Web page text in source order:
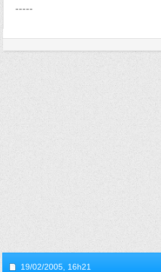
-----
19/02/2005, 16h21